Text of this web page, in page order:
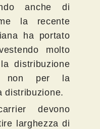
anche di
la recente
ha portato
molto
distribuzione
non per la
distribuzione.
devono
larghezza di